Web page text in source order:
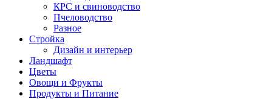
КРС и свиноводство
Пчеловодство
Разное
Стройка
Дизайн и интерьер
Ландшафт
Цветы
Овощи и Фрукты
Продукты и Питание